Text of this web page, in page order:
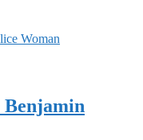
Woman
Benjamin